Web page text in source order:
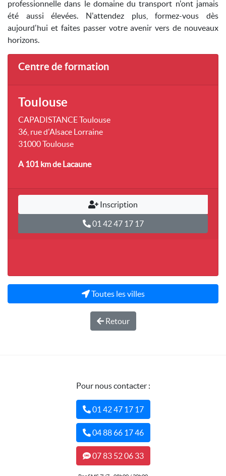
professionnelle dans le domaine du transport n'ont jamais
été aussi élevées. N'attendez plus, formez-vous dès
aujourd'hui et faites passer votre avenir vers de nouveaux
horizons.
Centre de formation
Toulouse
CAPADISTANCE Toulouse
36, rue d'Alsace Lorraine
31000 Toulouse
A 101 kmde Lacaune
Inscription
01 42 47 17 17
Toutes les villes
Retour
Pour nous contacter :
01 42 47 17 17
04 88 66 17 46
07 83 52 06 33